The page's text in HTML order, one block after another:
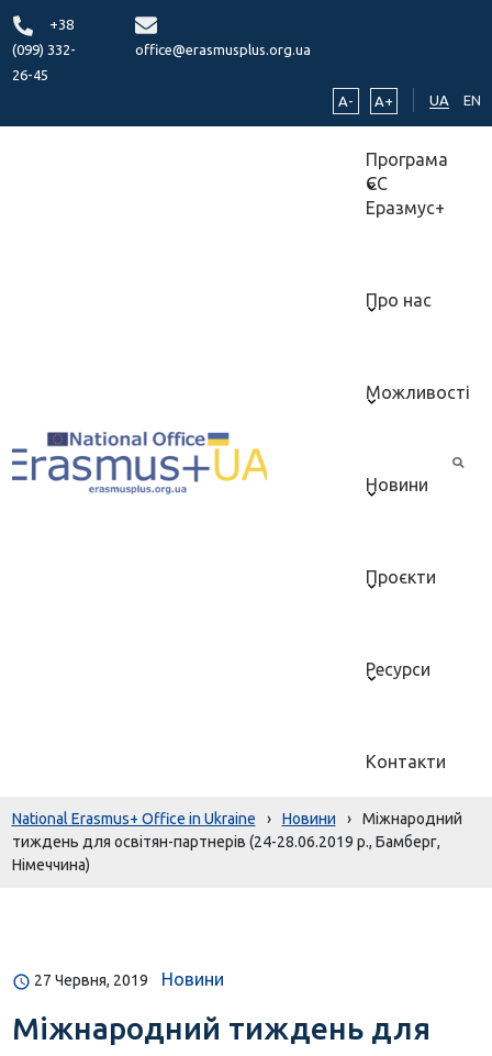
+38
(099) 332-
26-45
office@erasmusplus.org.ua
A- A+ UA EN
Програма
ЄС
Еразмус+
Про нас
Можливості
Новини
Проєкти
Ресурси
Контакти
National Erasmus+ Office in Ukraine › Новини ›
Міжнародний
тиждень для освітян-партнерів (24-28.06.2019 р., Бамберг,
Німеччина)
27 Червня, 2019 Новини
Міжнародний тиждень для